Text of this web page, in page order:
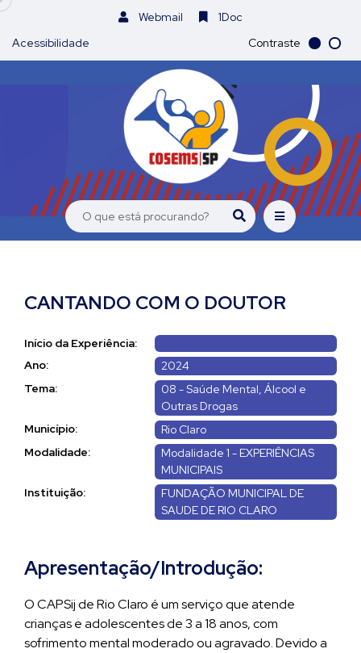
Webmail
1Doc
Acessibilidade
Contraste
CANTANDO COM O DOUTOR
Início da Experiência:
Ano:
2024
Tema:
08 - Saúde Mental, Álcool e
Outras Drogas
Município:
Rio Claro
Modalidade:
Modalidade 1 - EXPERIÊNCIAS
MUNICIPAIS
Instituição:
FUNDAÇÃO MUNICIPAL DE
SAUDE DE RIO CLARO
Apresentação/Introdução:
O CAPSij de Rio Claro é um serviço que atende
crianças e adolescentes de 3 a 18 anos, com
sofrimento mental moderado ou agravado. Devido a